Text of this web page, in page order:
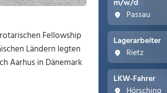
Fellowship
Ländern legten
Aarhus in Dänemark
m/w/d
Passau
Lagerarbeiter
Rietz
LKW-Fahrer